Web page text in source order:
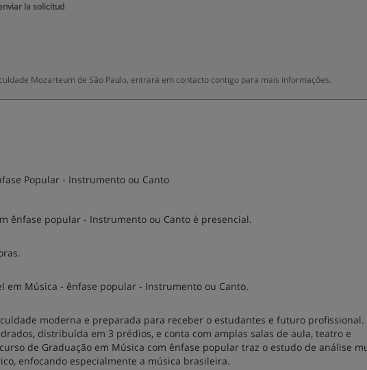
la solicitud
Mozarteum de São Paulo, entrará em contacto contigo para mais informações.
Popular - Instrumento ou Canto
ênfase popular - Instrumento ou Canto é presencial.
em Música - ênfase popular - Instrumento ou Canto.
moderna e preparada para receber o estudantes e futuro profissional.
distribuída em 3 prédios, e conta com amplas salas de aula, teatro e
de Graduação em Música com ênfase popular traz o estudo de análise
enfocando especialmente a música brasileira.